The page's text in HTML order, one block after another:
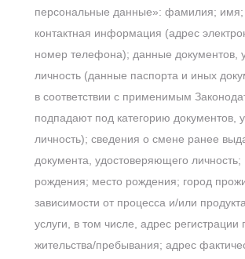
персональные данные»: фамилия; имя;
контактная информация (адрес
номер телефона); данные документов,
личность (данные паспорта и иных
в соответствии с применимым
подпадают под категорию документов,
личность); сведения о смене ранее
документа, удостоверяющего личность;
рождения; место рождения; город
зависимости от процесса и/или
услуги, в том числе, адрес регистрации
жительства/пребывания; адрес